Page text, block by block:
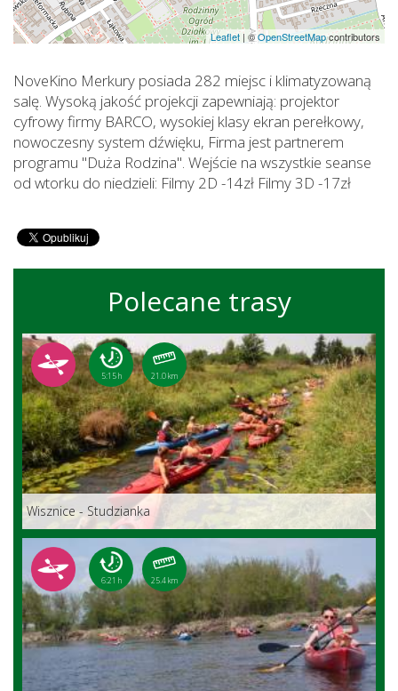
Leaflet | ©OpenStreetMapcontributors
NoveKino Merkury posiada 282 miejsc i klimatyzowaną
salę. Wysoką jakość projekcji zapewniają: projektor
cyfrowy firmy BARCO, wysokiej klasy ekran perełkowy,
nowoczesny system dźwięku, Firma jest partnerem
programu "Duża Rodzina". Wejście na wszystkie seanse
od wtorku do niedzieli: Filmy 2D -14zł Filmy 3D -17zł
Polecane trasy
5:15 h 21.0 km
Wisznice - Studzianka
6:21 h 25.4 km